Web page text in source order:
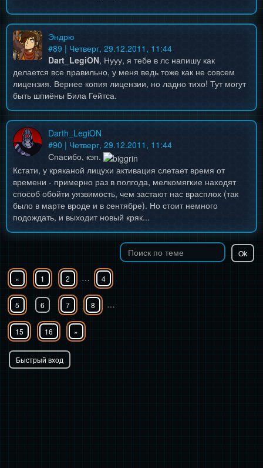
Эндрю
#89 | Четверг, 29.12.2011, 11:44
Dart_LegiON, Нууу, я тебе в лс напишу как
делается все правильно, у меня ведь тоже как не совсем
лицензия. Вернее копия лицензии, но ладно тихо! Тут могут
быть шпиёны Била Гейтса.
Darth_LegiON
#90 | Четверг, 29.12.2011, 11:44
Спасибо, кэп.
Кстати, у кряканой лицухи активация слетает время от
времени - примерно раз в полгода, мелкомягкие находят
способ обойти уязвимость, чем застают нас врасплох (так
было в марте вроде и в сентябре). Но стоит немного
подождать, и выходит новый кряк...
« 1 2 … 4
5 6 7 8 …
15 16 »